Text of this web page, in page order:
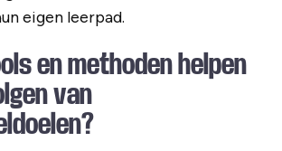
eigen leerpad.
en methoden helpen
van